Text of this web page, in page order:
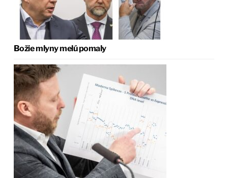
Božie mlyny melú pomaly